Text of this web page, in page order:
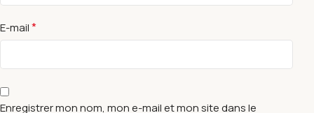
E-mail*
Enregistrer mon nom, mon e-mail et mon site dans le